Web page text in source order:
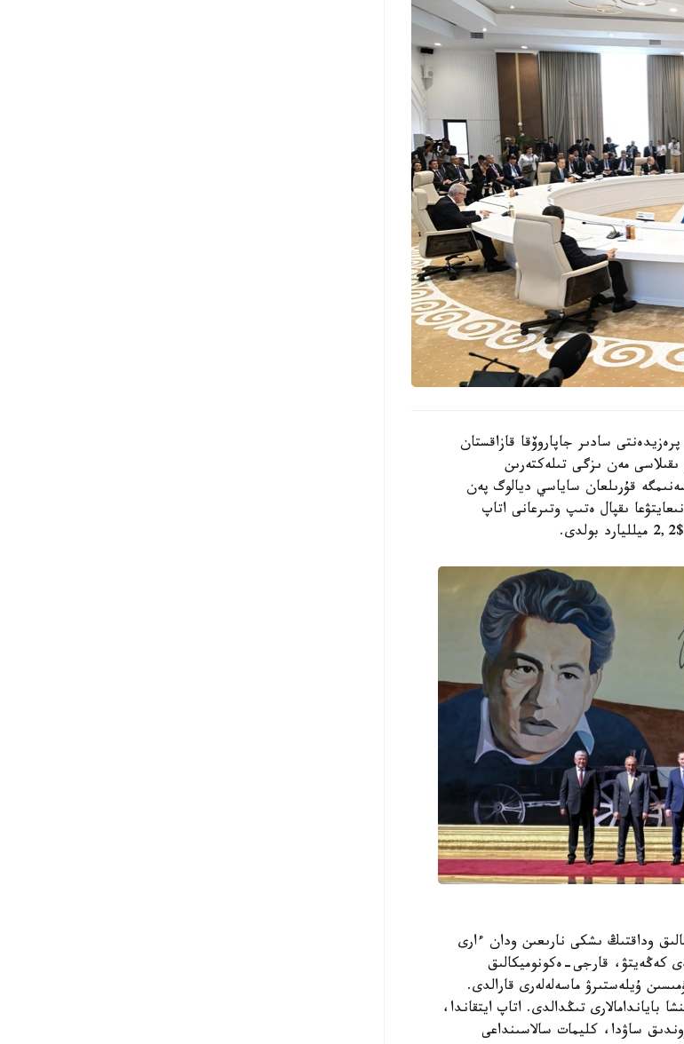
سادىر جاپاروۆقا قازاقستان
مەن ىزگى تىلەكتەرىن
قۇرىلعان ساياسي ديالوگ پەن
ىقپال ەتىپ وتىرعانى اتاپ
وداقتىڭ ىشكى نارىعىن ودان ءارى
كەڭەيتۋ، قارجى-ەكونوميكالىق
ۇيلەستىرۋ ماسەلەلەرى قارالدى.
باياندامالارى تىڭدالدى. اتاپ ايتقاندا،
ساۋدا، كليمات سالاسىنداعى